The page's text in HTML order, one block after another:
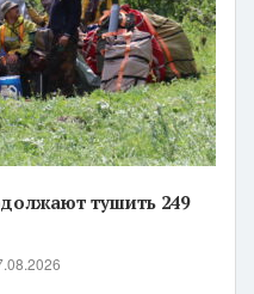
тушить 249